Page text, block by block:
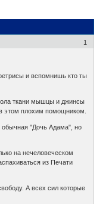
1
и вспомнишь кто ты
ткани мышцы и джинсы
этом плохим помощником.
обычная "Дочь Адама", но
на нечеловеческом
из Печати
А всех сил которые